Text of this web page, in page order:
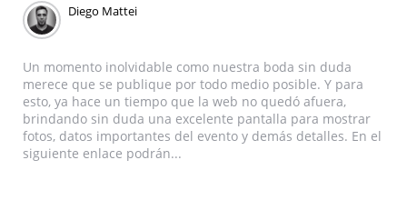
Diego Mattei
Un momento inolvidable como nuestra boda sin duda
merece que se publique por todo medio posible. Y para
esto, ya hace un tiempo que la web no quedó afuera,
brindando sin duda una excelente pantalla para mostrar
fotos, datos importantes del evento y demás detalles. En el
siguiente enlace podrán...